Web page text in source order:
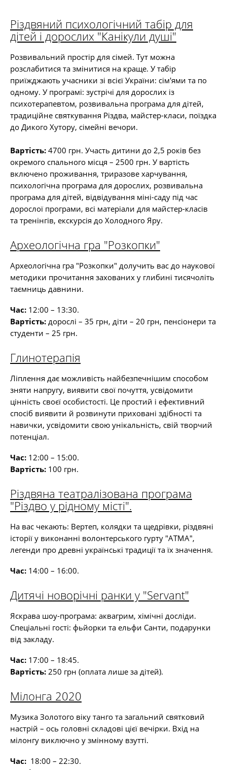
Різдвяний психологічний табір для
дітей і дорослих "Канікули душі"
Розвивальний простір для сімей. Тут можна
розслабитися та змінитися на краще. У табір
приїжджають учасники зі всієї України: сім'ями та по
одному. У програмі: зустрічі для дорослих із
психотерапевтом, розвивальна програма для дітей,
традиційне святкування Різдва, майстер-класи, поїздка
до Дикого Хутору, сімейні вечори.
Вартість: 4700 грн. Участь дитини до 2,5 років без
окремого спального місця – 2500 грн. У вартість
включено проживання, триразове харчування,
психологічна програма для дорослих, розвивальна
програма для дітей, відвідування міні-саду під час
дорослої програми, всі матеріали для майстер-класів
та тренінгів, екскурсія до Холодного Яру.
Археологічна гра "Розкопки"
Археологічна гра "Розкопки" долучить вас до наукової
методики прочитання захованих у глибині тисячоліть
таємниць давнини.
Час: 12:00 – 13:30.
Вартість: дорослі – 35 грн, діти – 20 грн, пенсіонери та
студенти – 25 грн.
Глинотерапія
Ліплення дає можливість найбезпечнішим способом
зняти напругу, виявити свої почуття, усвідомити
цінність своєї особистості. Це простий і ефективний
спосіб виявити й розвинути приховані здібності та
навички, усвідомити свою унікальність, свій творчий
потенціал.
Час: 12:00 – 15:00.
Вартість: 100 грн.
Різдвяна театралізована програма
"Різдво у рідному місті".
На вас чекають: Вертеп, колядки та щедрівки, різдвяні
історії у виконанні волонтерського гурту "АТМА",
легенди про древні українські традиції та їх значення.
Час: 14:00 – 16:00.
Дитячі новорічні ранки у "Servant"
Яскрава шоу-програма: аквагрим, хімічні досліди.
Спеціальні гості: фьйорки та ельфи Санти, подарунки
від закладу.
Час: 17:00 – 18:45.
Вартість: 250 грн (оплата лише за дітей).
Мілонга 2020
Музика Золотого віку танго та загальний святковий
настрій – ось головні складові цієї вечірки. Вхід на
мілонгу виключно у змінному взутті.
Час: 18:00 – 22:30.